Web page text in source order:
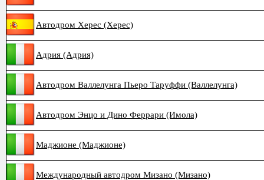
Автодром Херес (Херес)
Адрия (Адрия)
Автодром Валлелунга Пьеро Таруффи (Валлелунга)
Автодром Энцо и Дино Феррари (Имола)
Маджионе (Маджионе)
Международный автодром Мизано (Мизано)